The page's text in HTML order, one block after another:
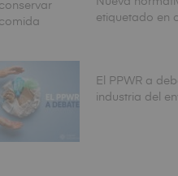
etiquetado en
El PPWR a
industria del